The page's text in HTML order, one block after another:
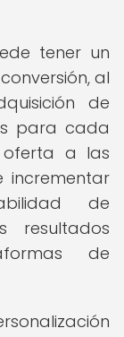
tener un
al
de
para cada
oferta a las
incrementar
de
resultados
de